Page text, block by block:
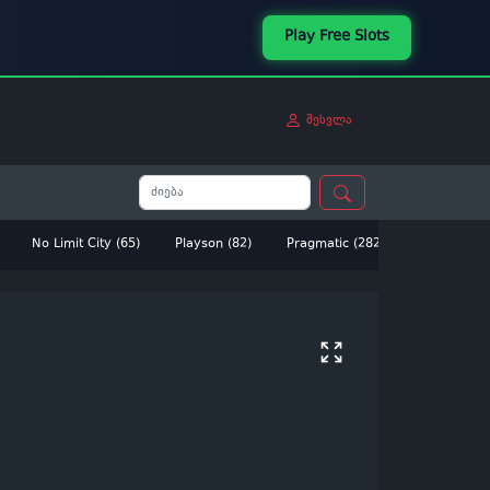
Play Free Slots
შესვლა
No Limit City (65) Playson (82) Pragmatic (282)